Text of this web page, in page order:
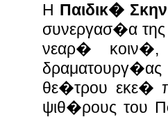
Η Παιδικ�
συνεργασ�α της
νεαρ�
θε�τρου εκε�
ψιθ�ρους του